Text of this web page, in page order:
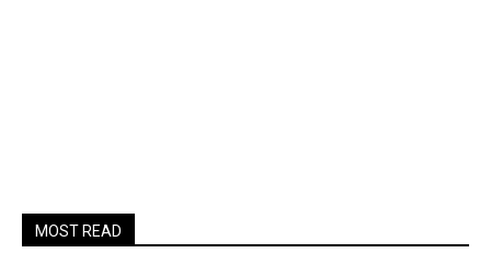
MOST READ